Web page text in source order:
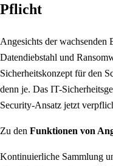
Pflicht
Angesichts der wachsenden
Datendiebstahl und
Sicherheitskonzept für den
denn je. Das IT-
Security-Ansatz jetzt
Zu den Funktionen von
Kontinuierliche Sammlung